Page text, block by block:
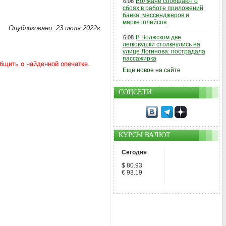
Опубликовано: 23 июля 2022г.
сбоях в работе приложений
банка, мессенджеров и
маркетплейсов
6.08 В Волжском две
легковушки столкнулись на
улице Логинова: пострадала
пассажирка
Ещё новое на сайте
СОЦСЕТИ
КУРСЫ ВАЛЮТ
Сегодня
$ 80.93
€ 93.19